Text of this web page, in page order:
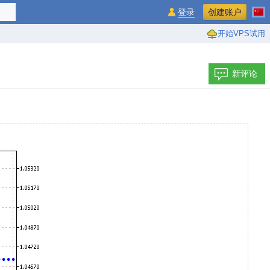
开始VPS试用
登录 创建账户
新评论